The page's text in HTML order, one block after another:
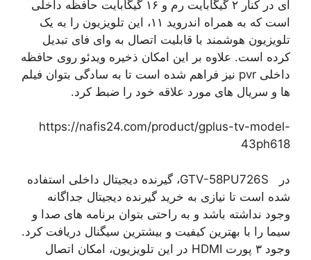
ای در کنار ۲ گیگابایت رم و ۱۶ گیگابایت حافظه داخلی
است که به همراه اندروید ۱۱، این تلویزیون را به یک
تلویزیون هوشمند با قابلیت اتصال به وای فای تبدیل
کرده است. علاوه بر این امکان ذخیره ویدئو روی حافظه
داخلی pvr نیز فراهم شده است تا به سادگی بتوان فیلم
ها و سریال های مورد علاقه خود را ضبط کرد.
https://nafis24.com/product/gplus-tv-model-
43ph618
در GTV-58PU726S، گیرنده دیجیتال داخلی استفاده
شده است تا نیازی به خرید گیرنده دیجیتال جداگانه
وجود نداشته باشد و به راحتی بتوان برنامه های صدا و
سیما را با بهترین کیفیت و بیشترین سیگنال دریافت کرد.
وجود ۳ پورت HDMI در این تلویزیون، امکان اتصال